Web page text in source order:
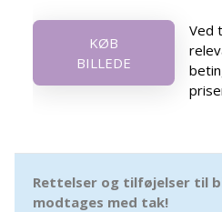
KØB
BILLEDE
Ved
Rettelser og tilføjelser til
modtages med tak!